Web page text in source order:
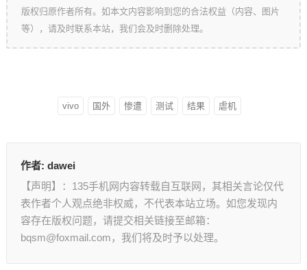
版权归原作者所有。如本文内容影响到您的合法权益（内容、图片
等），请及时联系本站，我们会及时删除处理。
vivo 国外 惨遭 测试 结果 虐机
作者: dawei
【声明】：135手机网内容转载自互联网，其相关言论仅代
表作者个人观点绝非权威，不代表本站立场。如您发现内
容存在版权问题，请提交相关链接至邮箱：
bqsm@foxmail.com，我们将及时予以处理。